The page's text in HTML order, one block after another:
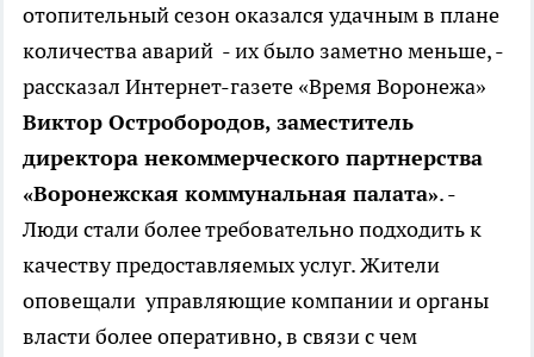
отопительный сезон оказался удачным в плане
количества аварий - их было заметно меньше, -
рассказал Интернет-газете «Время Воронежа»
Виктор Остробородов, заместитель
директора некоммерческого партнерства
«Воронежская коммунальная палата». -
Люди стали более требовательно подходить к
качеству предоставляемых услуг. Жители
оповещали управляющие компании и органы
власти более оперативно, в связи с чем